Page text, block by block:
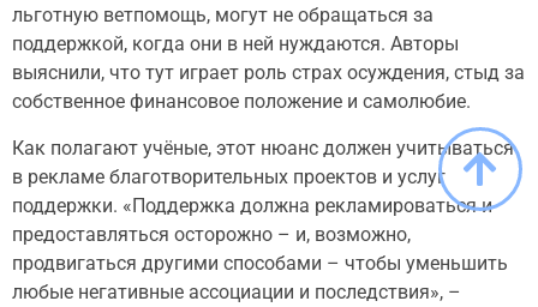
льготную ветпомощь, могут не обращаться за
поддержкой, когда они в ней нуждаются. Авторы
выяснили, что тут играет роль страх осуждения, стыд за
собственное финансовое положение и самолюбие.
Как полагают учёные, этот нюанс должен учитываться
в рекламе благотворительных проектов и услуг
поддержки. «Поддержка должна рекламироваться и
предоставляться осторожно – и, возможно,
продвигаться другими способами – чтобы уменьшить
любые негативные ассоциации и последствия», –